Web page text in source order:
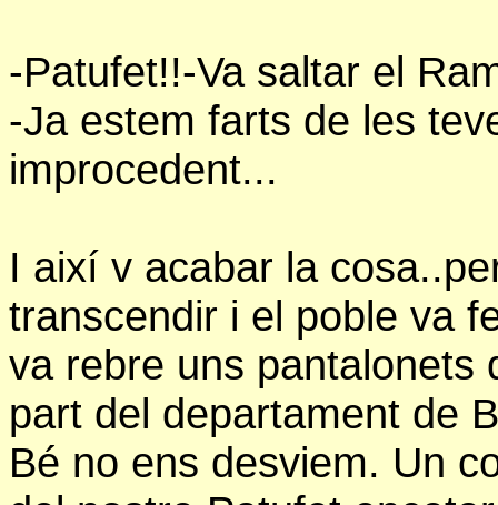
-Patufet!!-Va saltar el
-Ja estem farts de les
improcedent...
I així v acabar la
transcendir i el poble va
va rebre uns pantalonets
part del departament de
Bé no ens desviem. Un